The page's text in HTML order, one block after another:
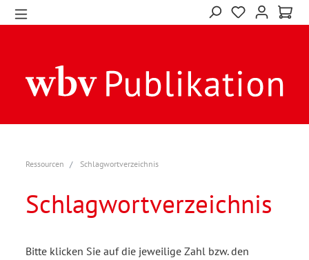
Ressourcen Schlagwortverzeichnis
Schlagwortverzeichnis
Bitte klicken Sie auf die jeweilige Zahl bzw. den